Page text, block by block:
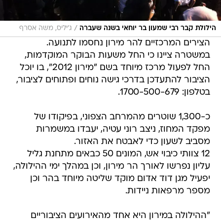
הילולת קבר רבי שמעון בר יוחאי בשנה שעברה / ג'יליס, משה אסרף
הצירים המרכזיים להר מירון נחסמו לתנועה.
במשטרה ציינו כי החל משעות הבוקר המוקדמות,
החל לפעול מרכז מיוחד בשם "מירון 2012", בו יוכל
הציבור להתעדכן בדרכי גישה נוחים ופתוחים לציבור,
בטלפון: 1700-500-679.
כ-1,300 שוטרים מהמרחב הצפוני, בפיקודו של
מפקד המחוז, ניצב רוני עטיה, יעבדו במשמרות
מסביב לשעון כדי לאבטח את האזור.
12 צוותי כיבוי אש, המונים 50 כבאים מתחנת גליל
עליון נפרשו לאורך הר מירון, וכן במהלך ימי ההילולה,
יפעיל מגן דוד אדום מוקד שליטה מיוחד בהר וכן
מספר מרפאות ניידות.
"ההילולה במירון היא אחד מהאירועים הציבוריים